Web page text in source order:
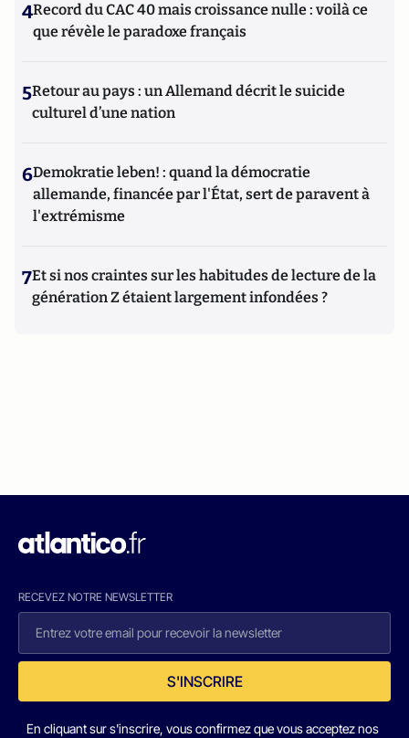
4Record du CAC 40 mais croissance nulle : voilà ce
que révèle le paradoxe français
5Retour au pays : un Allemand décrit le suicide
culturel d’une nation
6Demokratie leben! : quand la démocratie
allemande, financée par l'État, sert de paravent à
l'extrémisme
7Et si nos craintes sur les habitudes de lecture de la
génération Z étaient largement infondées ?
RECEVEZ NOTRE NEWSLETTER
S'INSCRIRE
En cliquant sur s'inscrire, vous confirmez que vous acceptez nos